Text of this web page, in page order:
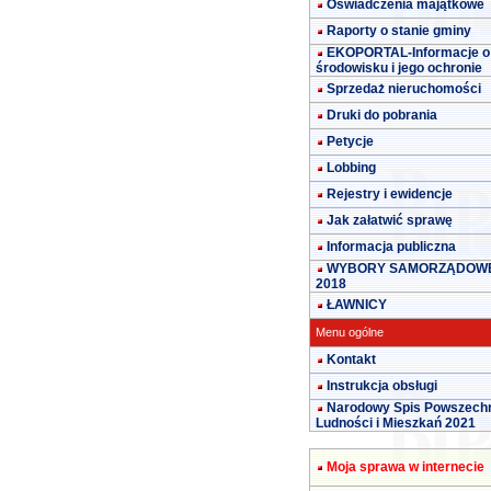
Oświadczenia majątkowe
Raporty o stanie gminy
EKOPORTAL-Informacje o
środowisku i jego ochronie
Sprzedaż nieruchomości
Druki do pobrania
Petycje
Lobbing
Rejestry i ewidencje
Jak załatwić sprawę
Informacja publiczna
WYBORY
2018
ŁAWNICY
Menu ogólne
Kontakt
Instrukcja obsługi
Narodowy Spis
Ludności i Mieszkań 2021
Moja sprawa w internecie